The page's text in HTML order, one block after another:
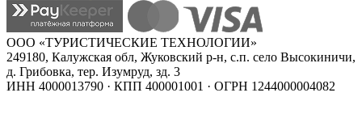
ООО «ТУРИСТИЧЕСКИЕ ТЕХНОЛОГИИ»
249180, Калужская обл, Жуковский р-н, с.п. село Высокиничи,
д. Грибовка, тер. Изумруд, зд. 3
ИНН 4000013790 · КПП 400001001 · ОГРН 1244000004082